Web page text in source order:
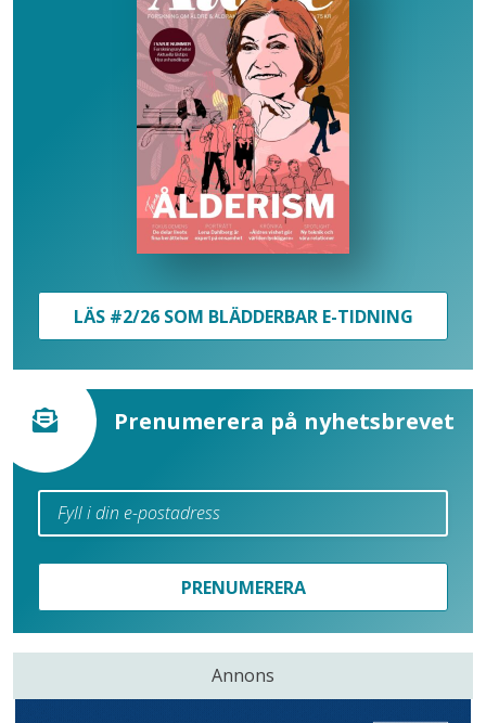
LÄS #2/26 SOM BLÄDDERBAR E-TIDNING
Prenumerera på nyhetsbrevet
PRENUMERERA
Annons